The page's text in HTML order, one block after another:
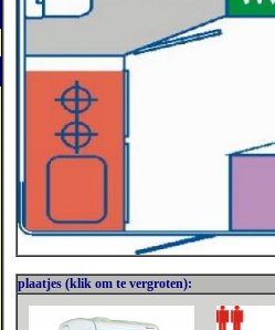
plaatjes (klik om te vergroten):